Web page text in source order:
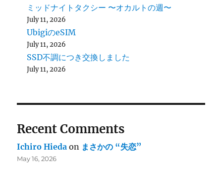
ミッドナイトタクシー 〜オカルトの週〜
July 11, 2026
UbigiのeSIM
July 11, 2026
SSD不調につき交換しました
July 11, 2026
Recent Comments
Ichiro Hieda on まさかの “失恋”
May 16, 2026